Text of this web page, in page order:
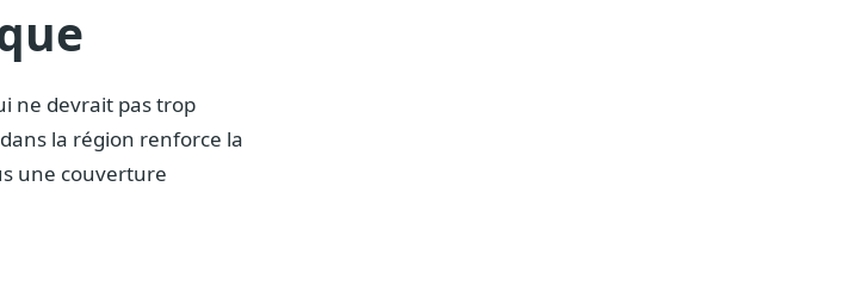
ne devrait pas trop
la région renforce la
une couverture